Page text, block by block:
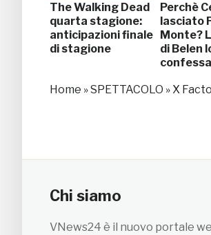
The Walking Dead
quarta stagione:
anticipazioni finale
di stagione
Perchè
lasciato
Monte?
di Belen
[VIDEO]
Home »SPETTACOLO » X
Chi siamo
VNews24 è il nuovo portale